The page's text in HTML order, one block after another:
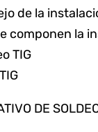
de la
componen la
TIG
DE